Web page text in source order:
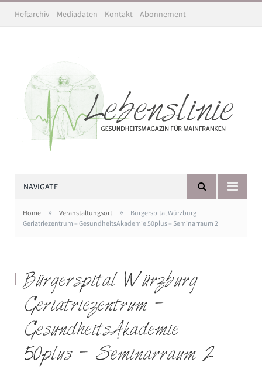
Heftarchiv Mediadaten Kontakt Abonnement
NAVIGATE
Home » Veranstaltungsort »
Bürgerspital Würzburg
Geriatriezentrum – GesundheitsAkademie 50plus – Seminarraum 2
Bürgerspital Würzburg
Geriatriezentrum –
GesundheitsAkademie
50plus – Seminarraum 2